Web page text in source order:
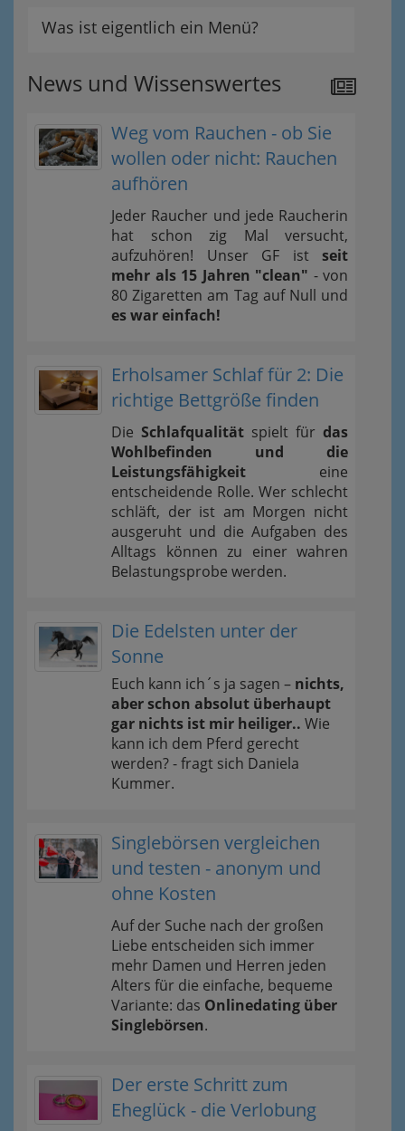
Was ist eigentlich ein Menü?
News und Wissenswertes
Weg vom Rauchen - ob Sie
wollen oder nicht: Rauchen
aufhören
Jeder Raucher und jede Raucherin
hat schon zig Mal versucht,
aufzuhören! Unser GF ist seit
mehr als 15 Jahren "clean" - von
80 Zigaretten am Tag auf Null und
es war einfach!
Erholsamer Schlaf für 2: Die
richtige Bettgröße finden
Die Schlafqualität spielt für das
Wohlbefinden und die
Leistungsfähigkeit eine
entscheidende Rolle. Wer schlecht
schläft, der ist am Morgen nicht
ausgeruht und die Aufgaben des
Alltags können zu einer wahren
Belastungsprobe werden.
Die Edelsten unter der
Sonne
Euch kann ich´s ja sagen – nichts,
aber schon absolut überhaupt
gar nichts ist mir heiliger.. Wie
kann ich dem Pferd gerecht
werden? - fragt sich Daniela
Kummer.
Singlebörsen vergleichen
und testen - anonym und
ohne Kosten
Auf der Suche nach der großen
Liebe entscheiden sich immer
mehr Damen und Herren jeden
Alters für die einfache, bequeme
Variante: das Onlinedating über
Singlebörsen.
Der erste Schritt zum
Eheglück - die Verlobung